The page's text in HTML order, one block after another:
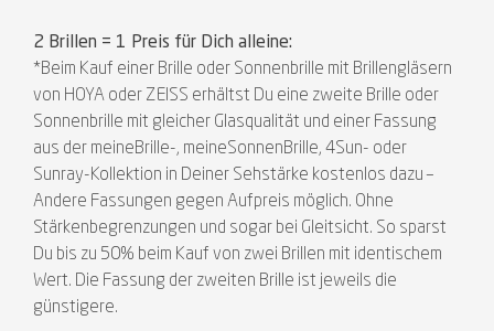
2 Brillen = 1 Preis für Dich alleine:
*Beim Kauf einer Brille oder Sonnenbrille mit Brillengläsern
von HOYA oder ZEISS erhältst Du eine zweite Brille oder
Sonnenbrille mit gleicher Glasqualität und einer Fassung
aus der meineBrille-, meineSonnenBrille, 4Sun- oder
Sunray-Kollektion in Deiner Sehstärke kostenlos dazu –
Andere Fassungen gegen Aufpreis möglich. Ohne
Stärkenbegrenzungen und sogar bei Gleitsicht. So sparst
Du bis zu 50% beim Kauf von zwei Brillen mit identischem
Wert. Die Fassung der zweiten Brille ist jeweils die
günstigere.